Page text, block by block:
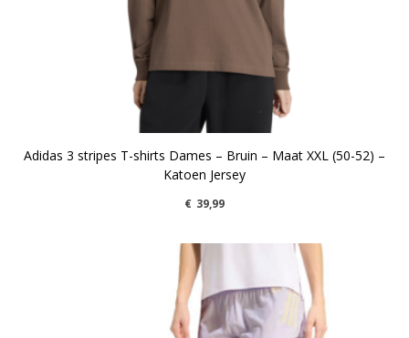
Adidas 3 stripes T-shirts Dames – Bruin – Maat XXL (50-52) –
Katoen Jersey
€ 39,99